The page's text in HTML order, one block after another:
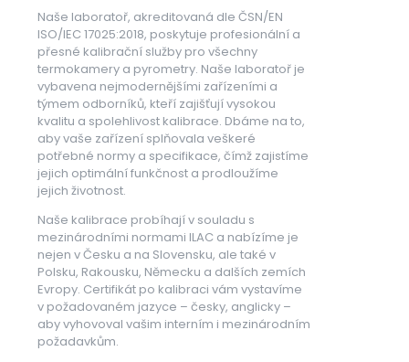
Naše laboratoř, akreditovaná dle ČSN/EN
ISO/IEC 17025:2018, poskytuje profesionální a
přesné kalibrační služby pro všechny
termokamery a pyrometry. Naše laboratoř je
vybavena nejmodernějšími zařízeními a
týmem odborníků, kteří zajišťují vysokou
kvalitu a spolehlivost kalibrace. Dbáme na to,
aby vaše zařízení splňovala veškeré
potřebné normy a specifikace, čímž zajistíme
jejich optimální funkčnost a prodloužíme
jejich životnost.
Naše kalibrace probíhají v souladu s
mezinárodními normami ILAC a nabízíme je
nejen v Česku a na Slovensku, ale také v
Polsku, Rakousku, Německu a dalších zemích
Evropy. Certifikát po kalibraci vám vystavíme
v požadovaném jazyce – česky, anglicky –
aby vyhovoval vašim interním i mezinárodním
požadavkům.